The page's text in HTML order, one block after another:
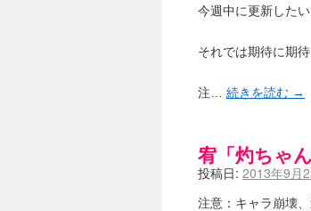
今週中に更新したい
それでは期待に期
注… 続きを読む →
宥「灼ちゃ
投稿日: 2013年9月
注意：キャラ崩壊